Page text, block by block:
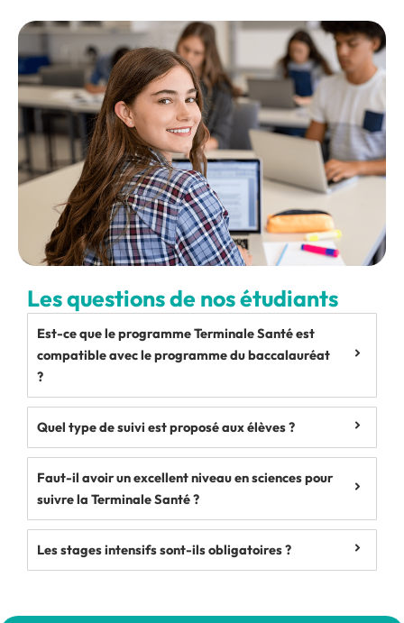
Les questions de nos étudiants
Est-ce que le programme Terminale Santé est
compatible avec le programme du baccalauréat
?
Quel type de suivi est proposé aux élèves ?
Faut-il avoir un excellent niveau en sciences pour
suivre la Terminale Santé ?
Les stages intensifs sont-ils obligatoires ?